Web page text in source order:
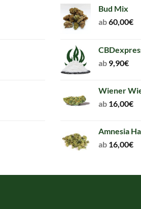
Bud Mix
ab60,00€
ab 9,90€
Wiener
ab 16,00€
Amnesia
ab 16,00€